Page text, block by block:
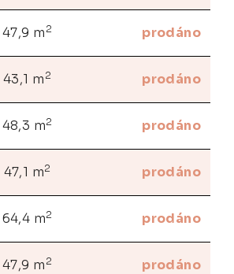
47,9 m 2 prodáno
43,1 m 2 prodáno
48,3 m2 prodáno
47,1 m2 prodáno
64,4 m2 prodáno
47,9 m 2 prodáno